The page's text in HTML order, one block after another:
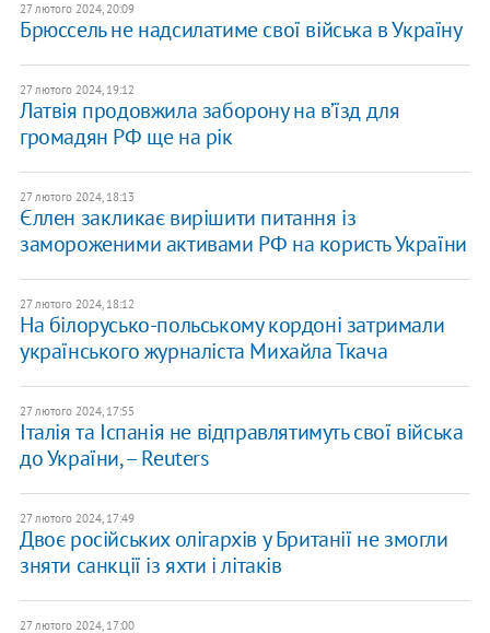
27 лютого 2024, 20:09
Брюссель не надсилатиме свої війська в Україну
27 лютого 2024, 19:12
Латвія продовжила заборону на в’їзд для
громадян РФ ще на рік
27 лютого 2024, 18:13
Єллен закликає вирішити питання із
замороженими активами РФ на користь України
27 лютого 2024, 18:12
На білорусько-польському кордоні затримали
українського журналіста Михайла Ткача
27 лютого 2024, 17:55
Італія та Іспанія не відправлятимуть свої війська
до України, – Reuters
27 лютого 2024, 17:49
Двоє російських олігархів у Британії не змогли
зняти санкції із яхти і літаків
27 лютого 2024, 17:00